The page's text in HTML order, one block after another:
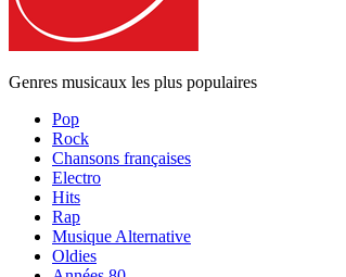
Genres musicaux les plus populaires
Pop
Rock
Chansons françaises
Electro
Hits
Rap
Musique Alternative
Oldies